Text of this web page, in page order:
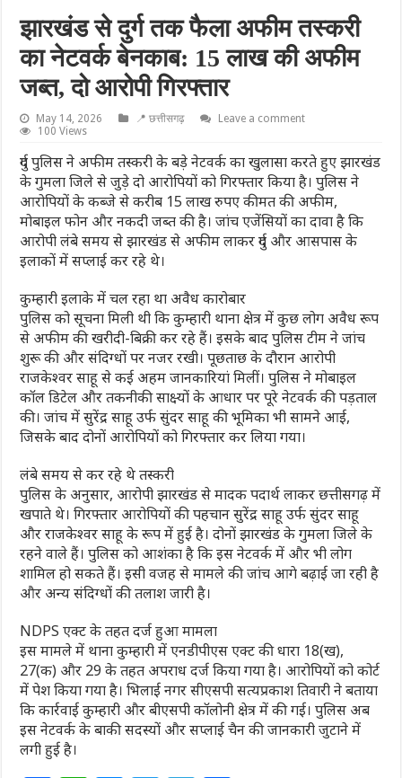
झारखंड से दुर्ग तक फैला अफीम तस्करी
का नेटवर्क बेनकाब: 15 लाख की अफीम
जब्त, दो आरोपी गिरफ्तार
May 14, 2026 📍 छत्तीसगढ़
Leave a comment
100 Views
दुर्ग पुलिस ने अफीम तस्करी के बड़े नेटवर्क का खुलासा करते हुए झारखंड
के गुमला जिले से जुड़े दो आरोपियों को गिरफ्तार किया है। पुलिस ने
आरोपियों के कब्जे से करीब 15 लाख रुपए कीमत की अफीम,
मोबाइल फोन और नकदी जब्त की है। जांच एजेंसियों का दावा है कि
आरोपी लंबे समय से झारखंड से अफीम लाकर दुर्ग और आसपास के
इलाकों में सप्लाई कर रहे थे।
कुम्हारी इलाके में चल रहा था अवैध कारोबार
पुलिस को सूचना मिली थी कि कुम्हारी थाना क्षेत्र में कुछ लोग अवैध रूप
से अफीम की खरीदी-बिक्री कर रहे हैं। इसके बाद पुलिस टीम ने जांच
शुरू की और संदिग्धों पर नजर रखी। पूछताछ के दौरान आरोपी
राजकेश्वर साहू से कई अहम जानकारियां मिलीं। पुलिस ने मोबाइल
कॉल डिटेल और तकनीकी साक्ष्यों के आधार पर पूरे नेटवर्क की पड़ताल
की। जांच में सुरेंद्र साहू उर्फ सुंदर साहू की भूमिका भी सामने आई,
जिसके बाद दोनों आरोपियों को गिरफ्तार कर लिया गया।
लंबे समय से कर रहे थे तस्करी
पुलिस के अनुसार, आरोपी झारखंड से मादक पदार्थ लाकर छत्तीसगढ़ में
खपाते थे। गिरफ्तार आरोपियों की पहचान सुरेंद्र साहू उर्फ सुंदर साहू
और राजकेश्वर साहू के रूप में हुई है। दोनों झारखंड के गुमला जिले के
रहने वाले हैं। पुलिस को आशंका है कि इस नेटवर्क में और भी लोग
शामिल हो सकते हैं। इसी वजह से मामले की जांच आगे बढ़ाई जा रही है
और अन्य संदिग्धों की तलाश जारी है।
NDPS एक्ट के तहत दर्ज हुआ मामला
इस मामले में थाना कुम्हारी में एनडीपीएस एक्ट की धारा 18(ख),
27(क) और 29 के तहत अपराध दर्ज किया गया है। आरोपियों को कोर्ट
में पेश किया गया है। भिलाई नगर सीएसपी सत्यप्रकाश तिवारी ने बताया
कि कार्रवाई कुम्हारी और बीएसपी कॉलोनी क्षेत्र में की गई। पुलिस अब
इस नेटवर्क के बाकी सदस्यों और सप्लाई चैन की जानकारी जुटाने में
लगी हुई है।